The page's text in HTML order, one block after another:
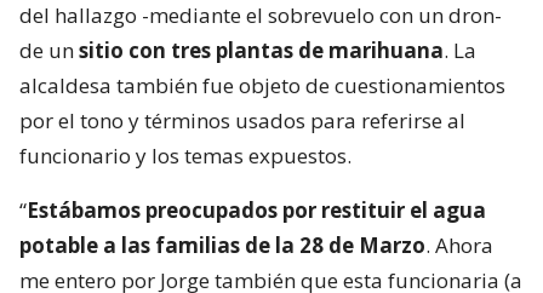
del hallazgo -mediante el sobrevuelo con un dron-
de unsitio con tres plantas de marihuana. La
alcaldesa también fue objeto de cuestionamientos
por el tono y términos usados para referirse al
funcionario y los temas expuestos.
“Estábamos preocupados por restituir el agua
potable a las familias de la 28 de Marzo. Ahora
me entero por Jorge también que esta funcionaria (a